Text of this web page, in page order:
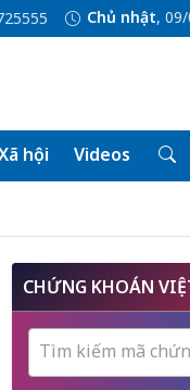
Chủ nhật,
hội Videos
CHỨNG KHOÁN
Tìm kiếm mã